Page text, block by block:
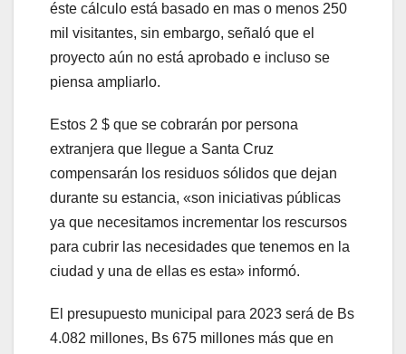
éste cálculo está basado en mas o menos 250
mil visitantes, sin embargo, señaló que el
proyecto aún no está aprobado e incluso se
piensa ampliarlo.
Estos 2 $ que se cobrarán por persona
extranjera que llegue a Santa Cruz
compensarán los residuos sólidos que dejan
durante su estancia, «son iniciativas públicas
ya que necesitamos incrementar los rescursos
para cubrir las necesidades que tenemos en la
ciudad y una de ellas es esta» informó.
El presupuesto municipal para 2023 será de Bs
4.082 millones, Bs 675 millones más que en